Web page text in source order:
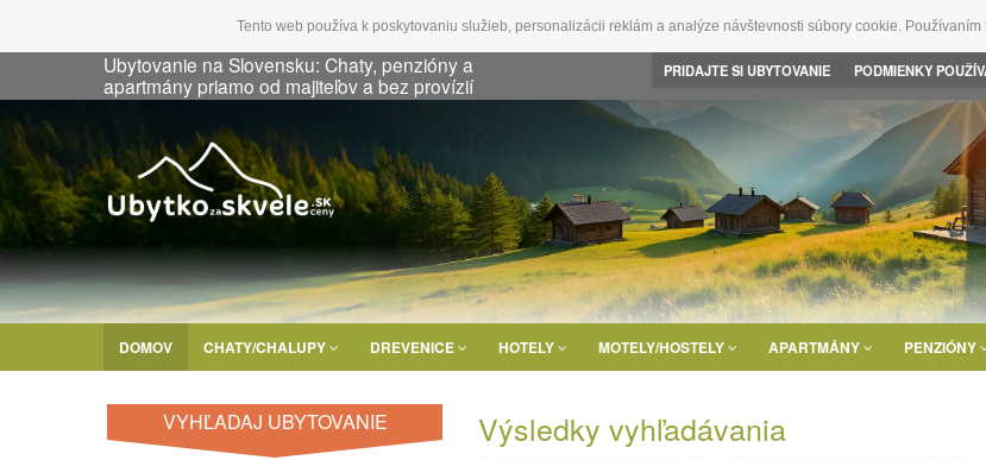
Tento web používa k poskytovaniu služieb, personalizácii reklám a analýze návštevnosti súbory cookie.
Ubytovanie na Slovensku: Chaty, penzióny a
apartmány priamo od majiteľov a bez provízií
PRIDAJTE SI UBYTOVANIE PODMIENKY
DOMOV CHATY/CHALUPY DREVENICE HOTELY MOTELY/HOSTELY APARTMÁNY PENZIÓNY
VYHĽADAJ UBYTOVANIE Výsledky vyhľadávania